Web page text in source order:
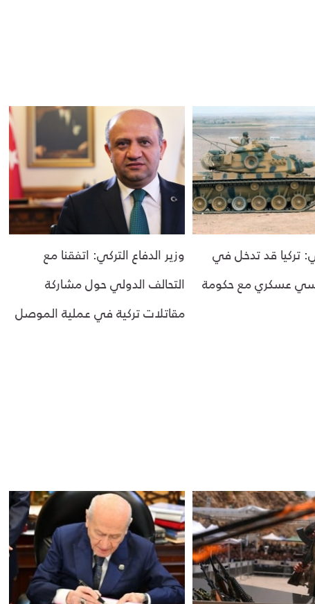
تركيا قد تدخل في
عسكري مع حكومة
وزير الدفاع التركي: اتفقنا مع
التحالف الدولي حول مشاركة
مقاتلات تركية في عملية الموصل